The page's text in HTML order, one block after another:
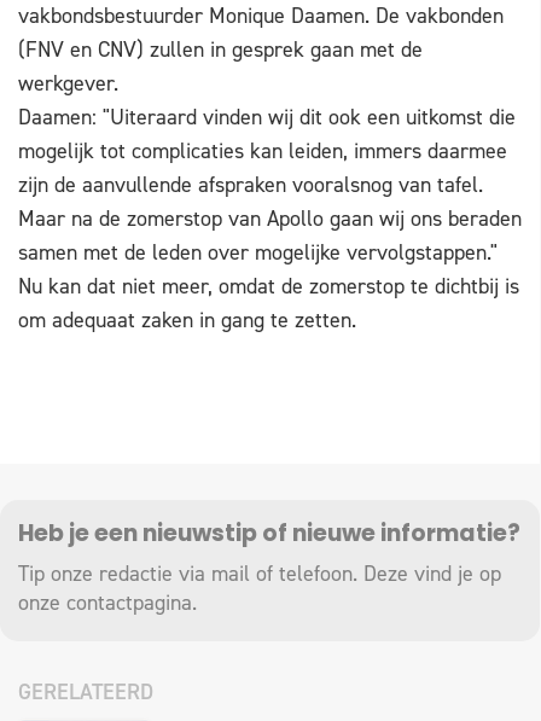
vakbondsbestuurder Monique Daamen. De vakbonden
(FNV en CNV) zullen in gesprek gaan met de
werkgever.
Daamen: "Uiteraard vinden wij dit ook een uitkomst die
mogelijk tot complicaties kan leiden, immers daarmee
zijn de aanvullende afspraken vooralsnog van tafel.
Maar na de zomerstop van Apollo gaan wij ons beraden
samen met de leden over mogelijke vervolgstappen."
Nu kan dat niet meer, omdat de zomerstop te dichtbij is
om adequaat zaken in gang te zetten.
Heb je een nieuwstip of nieuwe informatie?
Tip onze redactie via mail of telefoon. Deze vind je op
onze contactpagina.
GERELATEERD